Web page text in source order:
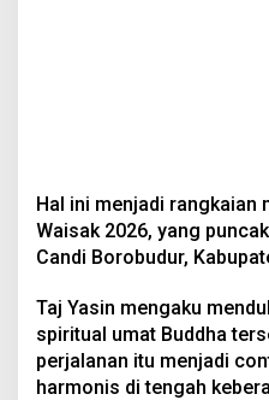
Hal ini menjadi rangkaian
Waisak 2026, yang
Candi Borobudur,
Taj Yasin mengaku
spiritual umat Buddha
perjalanan itu menjadi
harmonis di tengah